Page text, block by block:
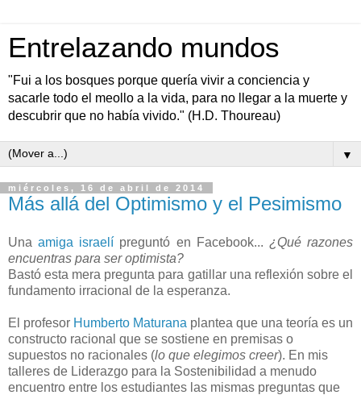
Entrelazando mundos
"Fui a los bosques porque quería vivir a conciencia y
sacarle todo el meollo a la vida, para no llegar a la muerte y
descubrir que no había vivido." (H.D. Thoureau)
▼
miércoles, 16 de abril de 2014
Más allá del Optimismo y el Pesimismo
Unaamiga israelí preguntó en Facebook... ¿Qué razones
encuentras para ser optimista?
Bastó esta mera pregunta para gatillar una reflexión sobre el
fundamento irracional de la esperanza.
El profesor Humberto Maturana plantea que una teoría es un
constructo racional que se sostiene en premisas o
supuestos no racionales (lo que elegimos creer). En mis
talleres de Liderazgo para la Sostenibilidad a menudo
encuentro entre los estudiantes las mismas preguntas que